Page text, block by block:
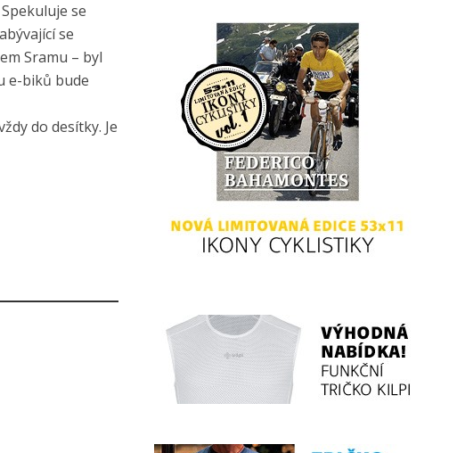
se
se
Sramu – byl
e-biků bude
do desítky. Je